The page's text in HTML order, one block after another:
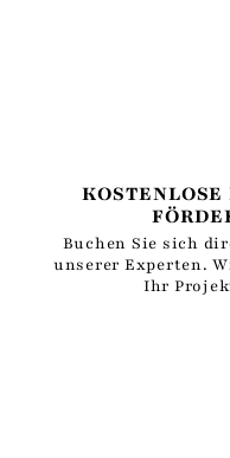
Buchen Sie sich
unserer Experten.
Ihr